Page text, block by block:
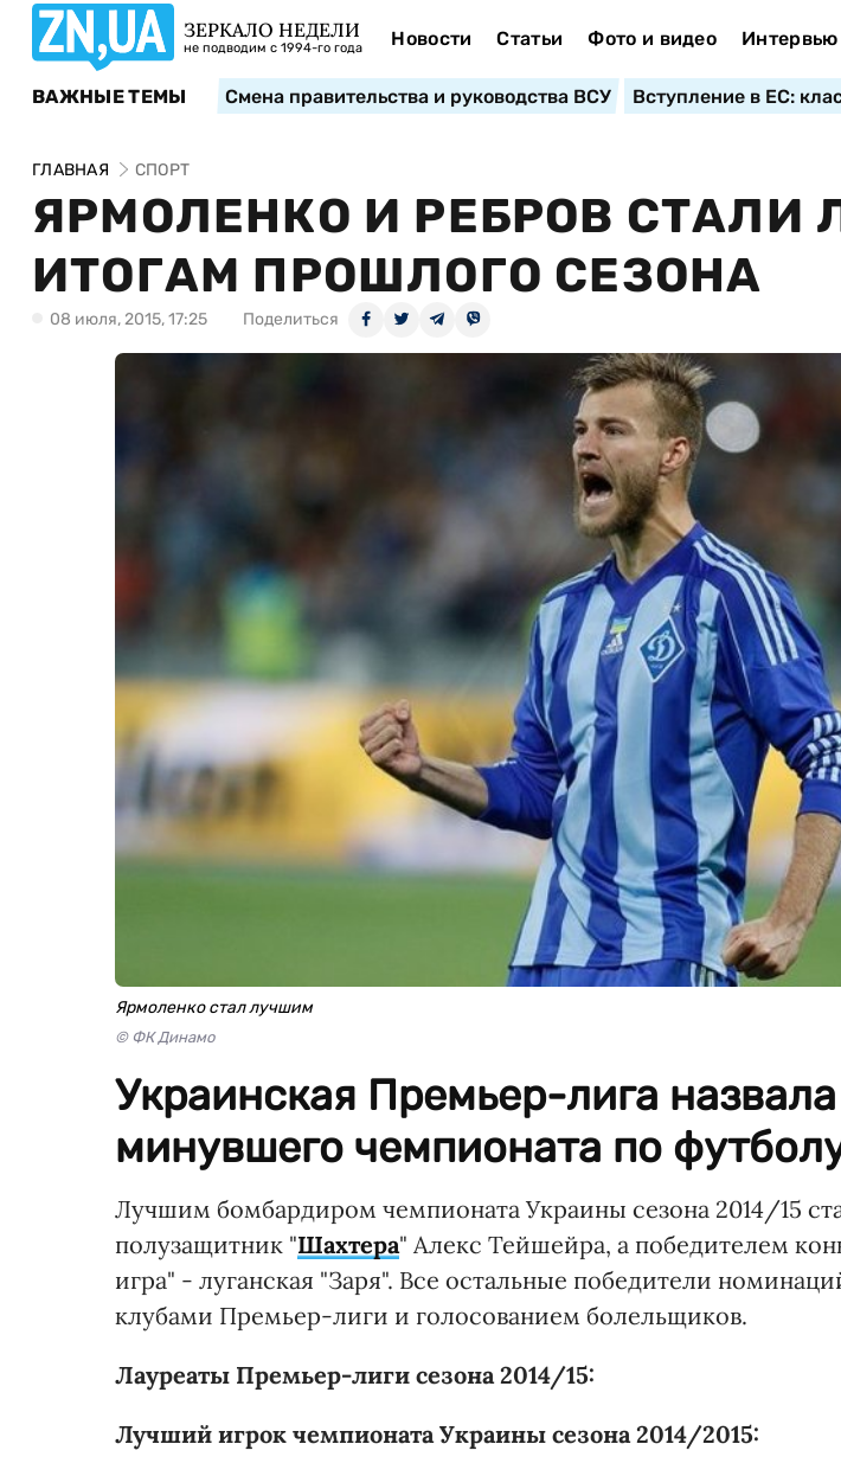
ЗЕРКАЛО НЕДЕЛИ
не подводим с 1994-го года Новости Статьи Фото и видео Интервью
ВАЖНЫЕ ТЕМЫ Смена правительства и руководства ВСУ Вступление в ЕС:
ГЛАВНАЯ СПОРТ
ЯРМОЛЕНКО И РЕБРОВ СТАЛИ
ИТОГАМ ПРОШЛОГО СЕЗОНА
08 июля, 2015, 17:25 Поделиться
Ярмоленко стал лучшим
© ФК Динамо
Украинская Премьер-лига
минувшего чемпионата по
Лучшим бомбардиром чемпионата Украины сезона 2014/15
полузащитник "Шахтера" Алекс Тейшейра, а победителем
игра" - луганская "Заря". Все остальные победители
клубами Премьер-лиги и голосованием болельщиков.
Лауреаты Премьер-лиги сезона 2014/15:
Лучший игрок чемпионата Украины сезона 2014/2015: